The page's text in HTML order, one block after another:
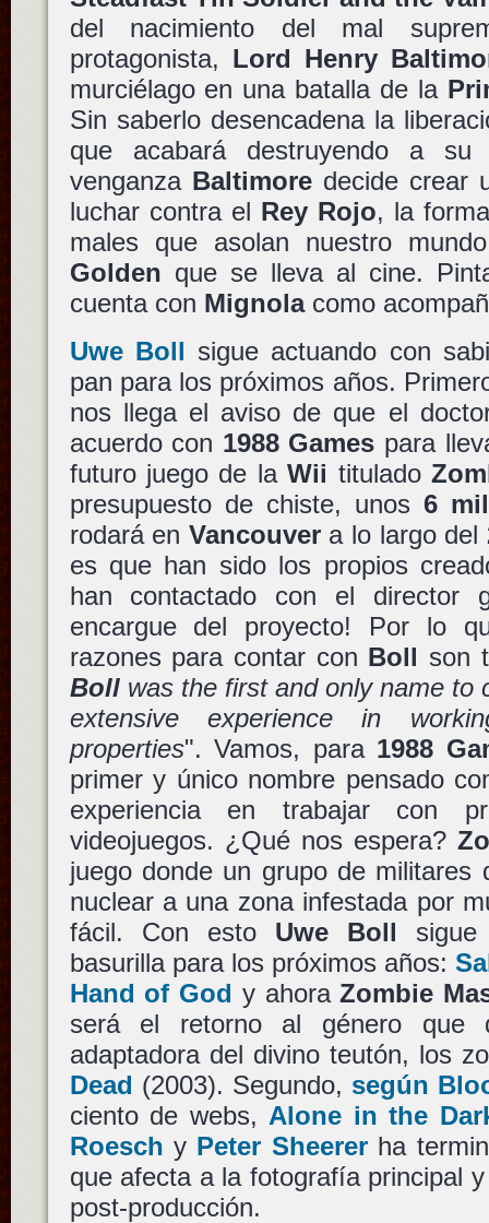
del nacimiento del mal
protagonista, Lord Henry
murciélago en una batalla de la
Sin saberlo desencadena la
que acabará destruyendo a su
venganza Baltimoredecide crear
luchar contra el Rey Rojo, la
males que asolan nuestro
Golden que se lleva al cine.
cuenta con Mignolacomo
Uwe Boll sigue actuando con
pan para los próximos años.
nos llega el aviso de que el
acuerdo con 1988 Games para
futuro juego de laWii titulado
presupuesto de chiste, unos 6
rodará en Vancouvera lo largo del
es que han sido los propios
han contactado con el director
encargue del proyecto! Por lo
razones para contar con Boll son
Bollwas the first and only name to
extensive experience in
properties". Vamos, para 1988
primer y único nombre pensado
experiencia en trabajar con
videojuegos. ¿Qué nos espera?
juego donde un grupo de militares
nuclear a una zona infestada por
fácil. Con esto Uwe Boll sigue
basurilla para los próximos años:
Hand of God y ahoraZombie
será el retorno al género que
adaptadora del divino teutón, los
Dead (2003). Segundo, según
ciento de webs, Alone in the
Roesch y Peter Sheererha
que afecta a la fotografía principal
post-producción.